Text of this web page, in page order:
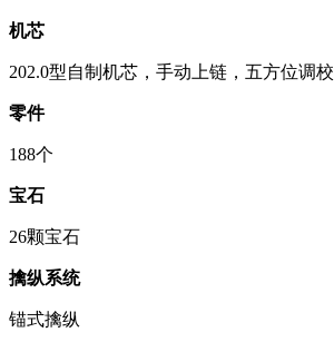
机芯
202.0型自制机芯，手动上链，五方位调校
零件
188个
宝石
26颗宝石
擒纵系统
锚式擒纵